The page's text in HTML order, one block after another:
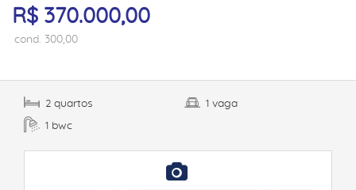
R$ 370.000,00
cond. 300,00
2 quartos
1 bwc
1 vaga